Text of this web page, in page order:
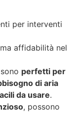
per interventi
affidabilità nel
perfetti per
di aria
da usare.
, possono